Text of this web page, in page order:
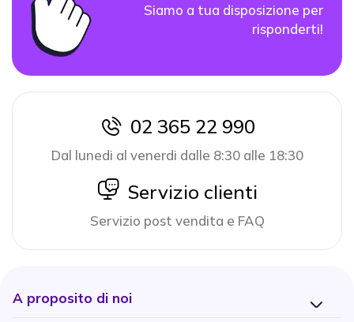
Siamo a tua disposizione per
risponderti!
icon
02 365 22 990
Dal lunedi al venerdi dalle 8:30 alle 18:30
icon
Servizio clienti
Servizio post vendita e FAQ
A proposito di noi